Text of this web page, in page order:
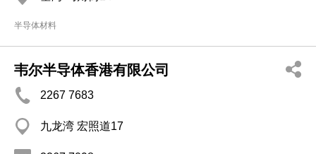
半导体材料
韦尔半导体香港有限公司
2267 7683
九龙湾 宏照道17